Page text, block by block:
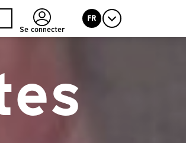
Se connecter
FR